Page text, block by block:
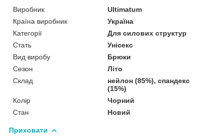
Виробник
Ultimatum
Країна виробник
Україна
Категорії
Для силових структур
Стать
Унісекс
Вид виробу
Брюки
Сезон
Літо
Склад
нейлон (85%), спандекс
(15%)
Колір
Чорний
Стан
Новий
Приховати